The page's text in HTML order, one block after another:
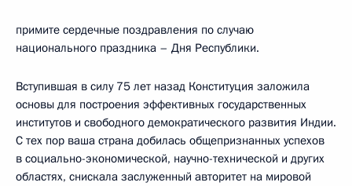
примите сердечные поздравления по случаю
национального праздника – Дня Республики.
Вступившая в силу 75 лет назад Конституция заложила
основы для построения эффективных государственных
институтов и свободного демократического развития Индии.
С тех пор ваша страна добилась общепризнанных успехов
в социально-экономической, научно-технической и других
областях, снискала заслуженный авторитет на мировой